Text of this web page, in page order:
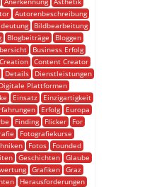
Autorenbeschreibung
Bildbearbeitung
Blogbeiträge
Bloggen
Business Erfolg
Content Creator
Details
Dienstleistungen
Digitale Plattformen
Einsatz
Einzigartigkeit
Erfolg
Europa
Finding Flicker
For
Fotografiekurse
Fotos
Founded
Geschichten Glaube
Grafiken Graz
Herausforderungen